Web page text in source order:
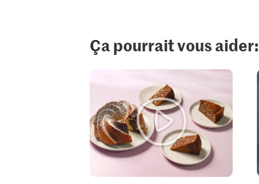
Ça pourrait vous aider: